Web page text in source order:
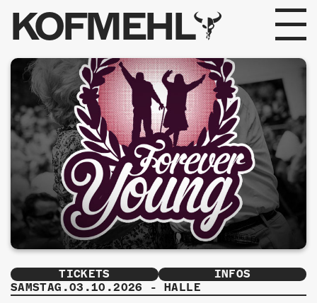
KOFMEHL
PROGRAMM
FABRIKGEFLÜSTER
GALERIE
FOTOGALERIE
PHOTOMAT
INFOS
KONTAKT
TICKETS
INFOS
SAMSTAG.03.10.2026
- HALLE